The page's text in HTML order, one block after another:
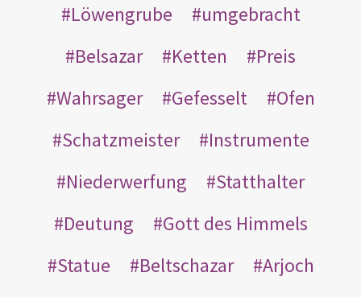
Löwengrube
umgebracht
Belsazar
Ketten
Preis
Wahrsager
Gefesselt
Ofen
Schatzmeister
Instrumente
Niederwerfung
Statthalter
Deutung
Gott des Himmels
Statue
Beltschazar
Arjoch